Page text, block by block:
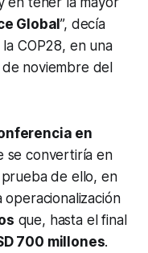
Global”, decía
COP28, en una
noviembre del
en
se convertiría en
de ello, en
operacionalización
que, hasta el final
700 millones.